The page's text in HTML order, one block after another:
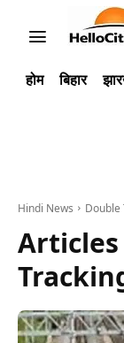
होम बिहार
Hindi News Double